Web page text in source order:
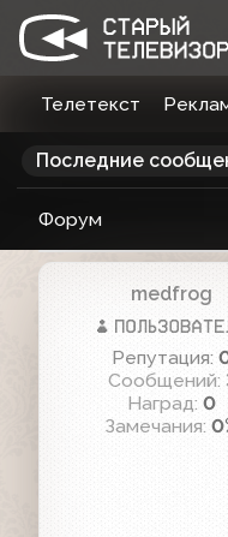
Телетекст
Последние
Форум
medfrog
Репутация:
Сообщений:
Наград:0
Замечания: